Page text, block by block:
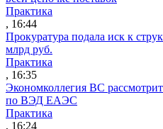
Практика
, 16:44
Прокуратура подала иск к
млрд руб.
Практика
, 16:35
Экономколлегия ВС
по ВЭД ЕАЭС
Практика
, 16:24